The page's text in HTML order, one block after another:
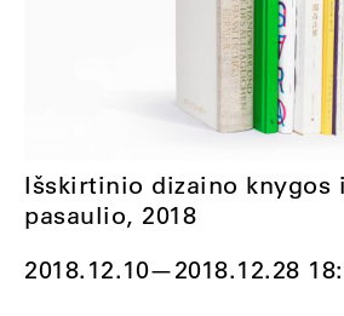
2018.12.10—2018.12.28
Išskirtinio dizaino knygos
pasaulio, 2018